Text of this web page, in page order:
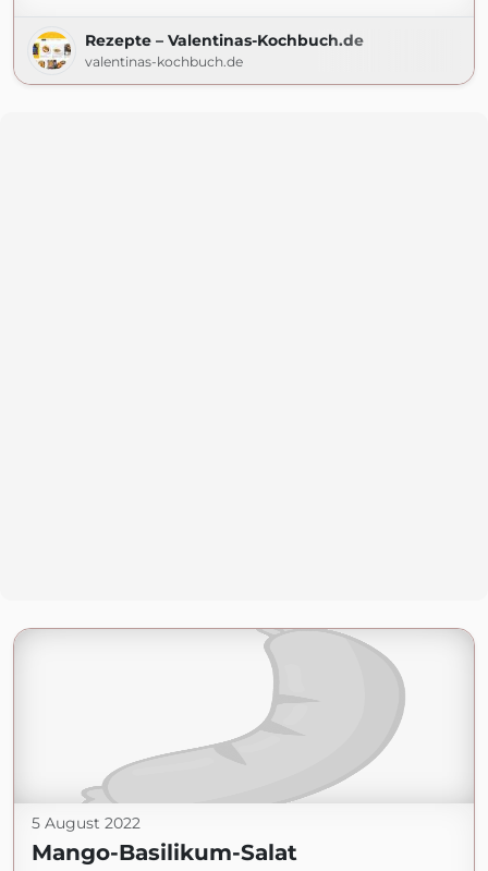
Rezepte – Valentinas-Kochbuch.de
valentinas-kochbuch.de
5 August 2022
Mango-Basilikum-Salat